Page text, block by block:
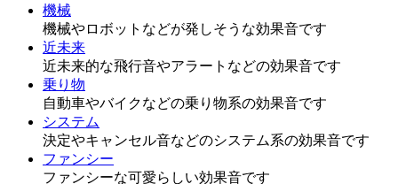
機械
機械やロボットなどが発しそうな効果音です
近未来
近未来的な飛行音やアラートなどの効果音です
乗り物
自動車やバイクなどの乗り物系の効果音です
システム
決定やキャンセル音などのシステム系の効果音です
ファンシー
ファンシーな可愛らしい効果音です